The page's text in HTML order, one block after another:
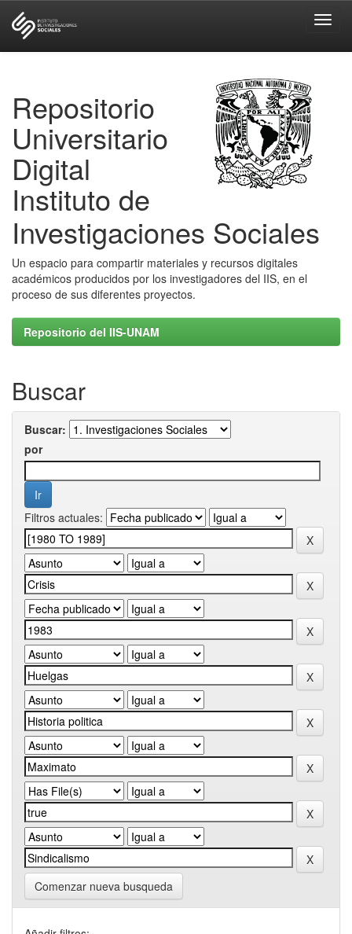
Repositorio
Universitario
Digital
Instituto de
Investigaciones Sociales
Un espacio para compartir materiales y recursos digitales
académicos producidos por los investigadores del IIS, en el
proceso de sus diferentes proyectos.
Repositorio del IIS-UNAM
Buscar
Buscar:
por
Filtros actuales:
Comenzar nueva busqueda